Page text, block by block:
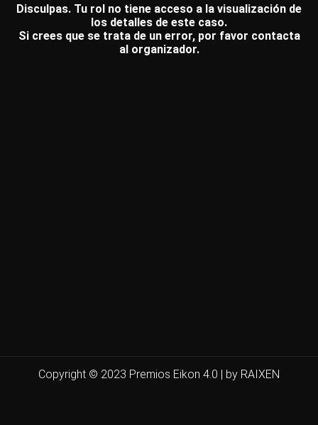
Disculpas. Tu rol no tiene acceso a la visualización de
los detalles de este caso.
Si crees que se trata de un error, por favor contacta
al organizador.
Copyright © 2023 Premios Eikon 4.0 | by RAIXEN